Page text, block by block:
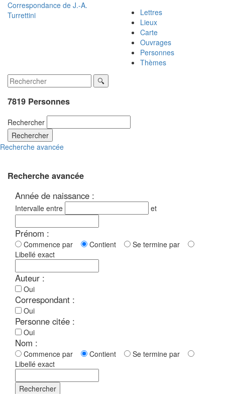
Correspondance de J.-A.
Turrettini
Lettres
Lieux
Carte
Ouvrages
Personnes
Thèmes
7819 Personnes
Rechercher
Rechercher
Recherche avancée
Recherche avancée
Année de naissance :
Intervalle entre et
Prénom :
Commence par Contient
Se termine par
Libellé exact
Auteur :
Oui
Correspondant :
Oui
Personne citée :
Oui
Nom :
Commence par Contient
Se termine par
Libellé exact
Rechercher